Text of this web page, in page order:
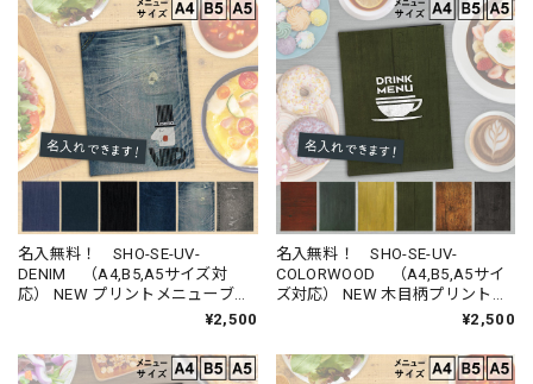
名入無料！ SHO-SE-UV-
DENIM （A4,B5,A5サイズ対
応） NEW プリントメニューブッ
¥2,500
名入無料！ SHO-SE-UV-
COLORWOOD （A4,B5,A5サイ
ズ対応） NEW 木目柄プリントメ
ニューブック （受注生産品）
¥2,500